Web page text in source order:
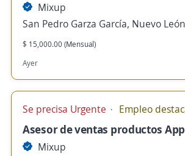
Mixup
San Pedro Garza García, Nuevo León
$ 15,000.00 (Mensual)
Ayer
Se precisa Urgente Empleo
Asesor de ventas productos
Mixup